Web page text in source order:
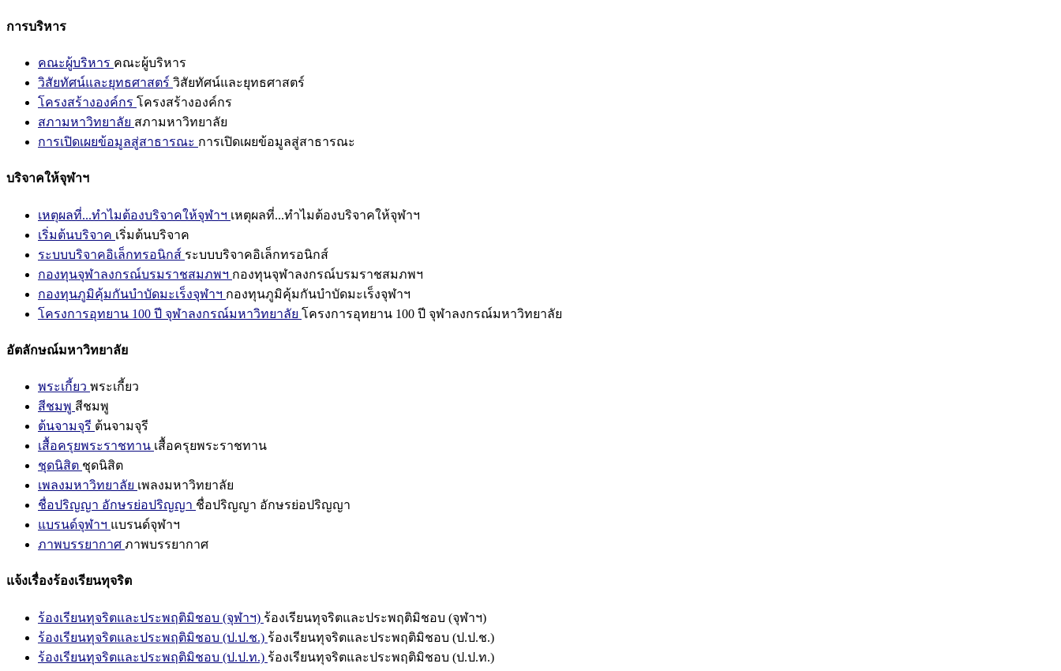
การบริหาร
คณะผู้บริหาร คณะผู้บริหาร
วิสัยทัศน์และยุทธศาสตร์ วิสัยทัศน์และยุทธศาสตร์
โครงสร้างองค์กร โครงสร้างองค์กร
สภามหาวิทยาลัย สภามหาวิทยาลัย
การเปิดเผยข้อมูลสู่สาธารณะ การเปิดเผยข้อมูลสู่สาธารณะ
บริจาคให้จุฬาฯ
เหตุผลที่...ทำไมต้องบริจาคให้จุฬาฯ เหตุผลที่...ทำไมต้องบริจาคให้จุฬาฯ
เริ่มต้นบริจาค เริ่มต้นบริจาค
ระบบบริจาคอิเล็กทรอนิกส์ ระบบบริจาคอิเล็กทรอนิกส์
กองทุนจุฬาลงกรณ์บรมราชสมภพฯ กองทุนจุฬาลงกรณ์บรมราชสมภพฯ
กองทุนภูมิคุ้มกันบำบัดมะเร็งจุฬาฯ กองทุนภูมิคุ้มกันบำบัดมะเร็งจุฬาฯ
โครงการอุทยาน 100 ปี จุฬาลงกรณ์มหาวิทยาลัย โครงการอุทยาน 100 ปี จุฬาลงกรณ์มหาวิทยาลัย
อัตลักษณ์มหาวิทยาลัย
พระเกี้ยว พระเกี้ยว
สีชมพู สีชมพู
ต้นจามจุรี ต้นจามจุรี
เสื้อครุยพระราชทาน เสื้อครุยพระราชทาน
ชุดนิสิต ชุดนิสิต
เพลงมหาวิทยาลัย เพลงมหาวิทยาลัย
ชื่อปริญญา อักษรย่อปริญญา ชื่อปริญญา อักษรย่อปริญญา
แบรนด์จุฬาฯ แบรนด์จุฬาฯ
ภาพบรรยากาศ ภาพบรรยากาศ
แจ้งเรื่องร้องเรียนทุจริต
ร้องเรียนทุจริตและประพฤติมิชอบ (จุฬาฯ) ร้องเรียนทุจริตและประพฤติมิชอบ (จุฬาฯ)
ร้องเรียนทุจริตและประพฤติมิชอบ (ป.ป.ช.) ร้องเรียนทุจริตและประพฤติมิชอบ (ป.ป.ช.)
ร้องเรียนทุจริตและประพฤติมิชอบ (ป.ป.ท.) ร้องเรียนทุจริตและประพฤติมิชอบ (ป.ป.ท.)